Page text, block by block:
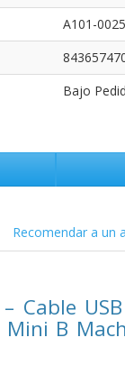
A101-0025
Bajo
Recomendar a un
Cable
B